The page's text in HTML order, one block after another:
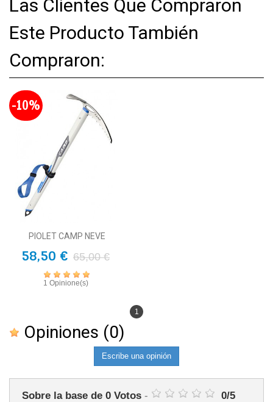
Las Clientes Que Compraron
Este Producto También
Compraron:
-10%
PIOLET CAMP NEVE
58,50 € 65,00 €
1 Opinione(s)
1
Opiniones (0)
Escribe una opinión
Sobre la base de 0 Votos - 0/5